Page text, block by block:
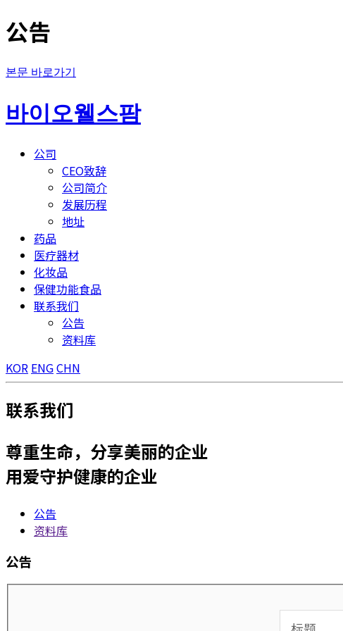
公告
본문 바로가기
바이오웰스팜
公司
CEO致辞
公司简介
发展历程
地址
药品
医疗器材
化妆品
保健功能食品
联系我们
公告
资料库
KOR ENGCHN
联系我们
尊重生命，分享美丽的企业
用爱守护健康的企业
公告
资料库
公告